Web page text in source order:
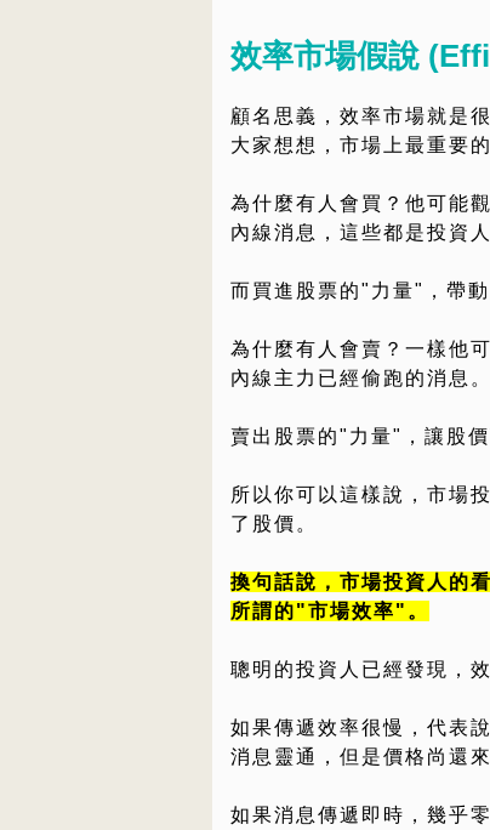
效率市場假說
顧名思義，效率市場就是
大家想想，市場上最重要
為什麼有人會買？他可能
內線消息，這些都是投資
而買進股票的"力量"，帶動
為什麼有人會賣？一樣他
內線主力已經偷跑的消息
賣出股票的"力量"，讓股價
所以你可以這樣說，市場
了股價。
換句話說，市場投資人的
所謂的"市場效率"。
聰明的投資人已經發現，
如果傳遞效率很慢，代表
消息靈通，但是價格尚還
如果消息傳遞即時，幾乎